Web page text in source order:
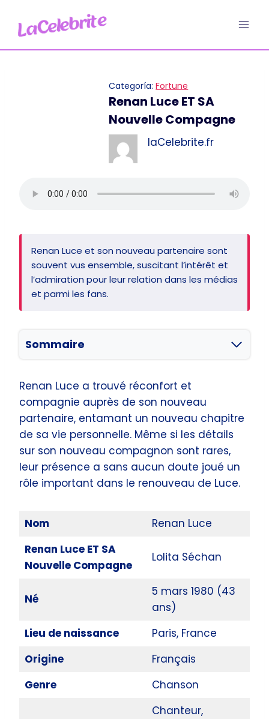
contenu
Categoría:Fortune
Renan Luce ET SA
Nouvelle Compagne
laCelebrite.fr
Renan Luce et son nouveau partenaire sont
souvent vus ensemble, suscitant l’intérêt et
l’admiration pour leur relation dans les médias
et parmi les fans.
Sommaire
Renan Luce a trouvé réconfort et
compagnie auprès de son nouveau
partenaire, entamant un nouveau chapitre
de sa vie personnelle. Même si les détails
sur son nouveau compagnon sont rares,
leur présence a sans aucun doute joué un
rôle important dans le renouveau de Luce.
Nom
Renan Luce
Renan Luce ET SA
Nouvelle Compagne
Lolita Séchan
Né
5 mars 1980 (43
ans)
Lieu de naissance
Paris, France
Origine
Français
Genre
Chanson
Chanteur,